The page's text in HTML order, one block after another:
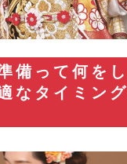
備って何を
なタイミン